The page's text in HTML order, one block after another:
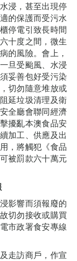
浸，甚至出現停
的保護而受污水
停電引致長時間
十度之間，微生
的風險。會上，
旦受颱風、水浸
妥善包好受污染
切勿隨意堆放或
延垃圾清理及衛
全廳會聯同經濟
擾亂本澳食品安
加工、供應及出
，將觸犯《食品
被罰款六十萬元
影響而須報廢的
切勿接收或購買
市政署食安專線
走訪商戶，作宣